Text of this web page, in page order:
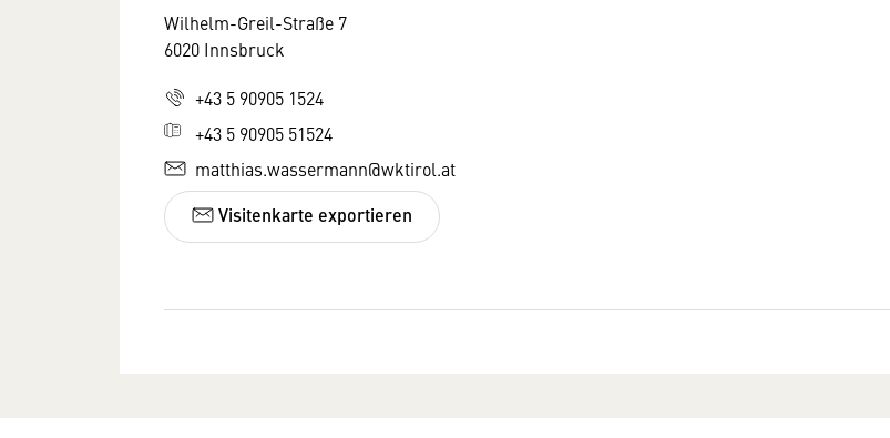
Wilhelm-Greil-Straße 7
6020 Innsbruck
+43 5 90905 1524
+43 5 90905 51524
matthias.wassermann@wktirol.at
Visitenkarte exportieren